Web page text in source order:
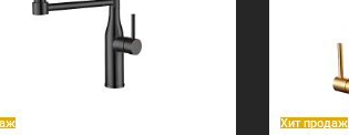
Хит продаж